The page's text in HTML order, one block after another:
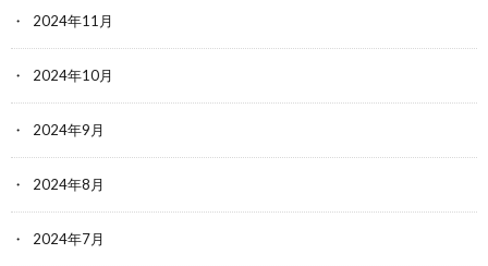
2024年11月
2024年10月
2024年9月
2024年8月
2024年7月